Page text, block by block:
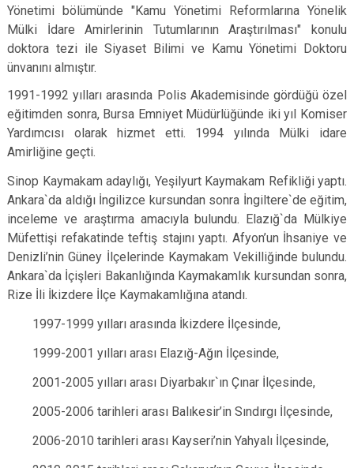
Yönetimi bölümünde "Kamu Yönetimi Reformlarına Yönelik
Mülki İdare Amirlerinin Tutumlarının Araştırılması" konulu
doktora tezi ile Siyaset Bilimi ve Kamu Yönetimi Doktoru
ünvanını almıştır.
1991-1992 yılları arasında Polis Akademisinde gördüğü özel
eğitimden sonra, Bursa Emniyet Müdürlüğünde iki yıl Komiser
Yardımcısı olarak hizmet etti. 1994 yılında Mülki idare
Amirliğine geçti.
Sinop Kaymakam adaylığı, Yeşilyurt Kaymakam Refikliği yaptı.
Ankara`da aldığı İngilizce kursundan sonra İngiltere`de eğitim,
inceleme ve araştırma amacıyla bulundu. Elazığ`da Mülkiye
Müfettişi refakatinde teftiş stajını yaptı. Afyon’un İhsaniye ve
Denizli’nin Güney İlçelerinde Kaymakam Vekilliğinde bulundu.
Ankara`da İçişleri Bakanlığında Kaymakamlık kursundan sonra,
Rize İli İkizdere İlçe Kaymakamlığına atandı.
1997-1999 yılları arasında İkizdere İlçesinde,
1999-2001 yılları arası Elazığ-Ağın İlçesinde,
2001-2005 yılları arası Diyarbakır`ın Çınar İlçesinde,
2005-2006 tarihleri arası Balıkesir’in Sındırgı İlçesinde,
2006-2010 tarihleri arası Kayseri’nin Yahyalı İlçesinde,